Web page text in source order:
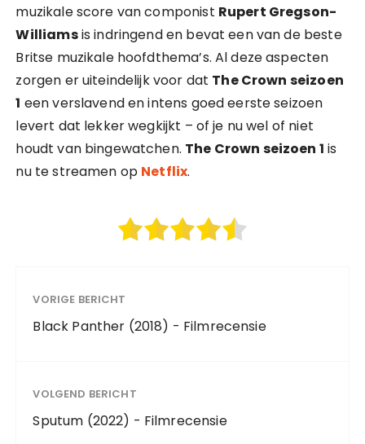
muzikale score van componist Rupert Gregson-
Williamsis indringend en bevat een van de beste
Britse muzikale hoofdthema’s. Al deze aspecten
zorgen er uiteindelijk voor dat The Crown seizoen
1 een verslavend en intens goed eerste seizoen
levert dat lekker wegkijkt – of je nu wel of niet
houdt van bingewatchen. The Crown seizoen 1 is
nu te streamen op Netflix.
VORIGE BERICHT
Black Panther (2018) - Filmrecensie
VOLGEND BERICHT
Sputum (2022) - Filmrecensie